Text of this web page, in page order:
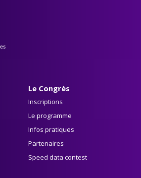
Le Congrès
Inscriptions
Le programme
Infos pratiques
Partenaires
Speed data contest